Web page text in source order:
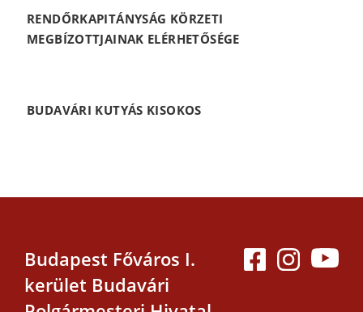
RENDŐRKAPITÁNYSÁG KÖRZETI
MEGBÍZOTTJAINAK ELÉRHETŐSÉGE
BUDAVÁRI KUTYÁS KISOKOS
Budapest Főváros I.
kerület Budavári